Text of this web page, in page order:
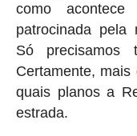
como
patrocinada pela
Só precisamos
Certamente,
quais planos a
estrada.